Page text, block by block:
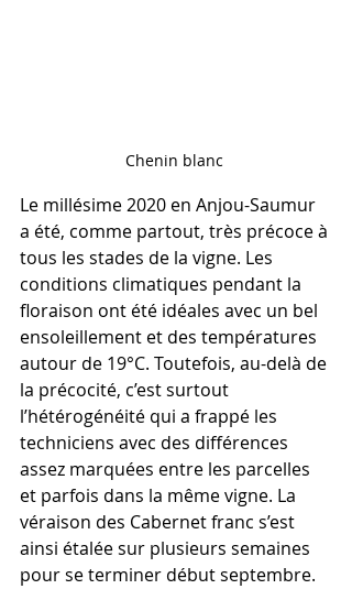
Chenin blanc
Le millésime 2020 en Anjou-Saumur
a été, comme partout, très précoce à
tous les stades de la vigne. Les
conditions climatiques pendant la
floraison ont été idéales avec un bel
ensoleillement et des températures
autour de 19°C. Toutefois, au-delà de
la précocité, c’est surtout
l’hétérogénéité qui a frappé les
techniciens avec des différences
assez marquées entre les parcelles
et parfois dans la même vigne. La
véraison des Cabernet franc s’est
ainsi étalée sur plusieurs semaines
pour se terminer début septembre.